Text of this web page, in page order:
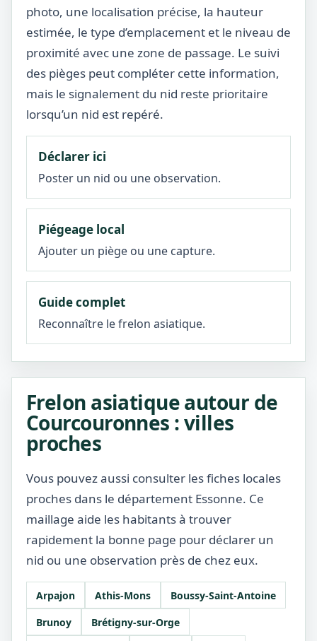
photo, une localisation précise, la hauteur
estimée, le type d’emplacement et le niveau de
proximité avec une zone de passage. Le suivi
des pièges peut compléter cette information,
mais le signalement du nid reste prioritaire
lorsqu’un nid est repéré.
Déclarer ici
Poster un nid ou une observation.
Piégeage local
Ajouter un piège ou une capture.
Guide complet
Reconnaître le frelon asiatique.
Frelon asiatique autour de
Courcouronnes : villes
proches
Vous pouvez aussi consulter les fiches locales
proches dans le département Essonne. Ce
maillage aide les habitants à trouver
rapidement la bonne page pour déclarer un
nid ou une observation près de chez eux.
Arpajon Athis-Mons
Boussy-Saint-Antoine
Brunoy
Brétigny-sur-Orge